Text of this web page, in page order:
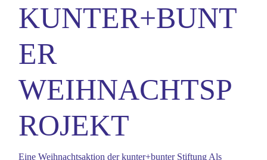
KUNTER+BUNT
ER
WEIHNACHTSP
ROJEKT
Eine Weihnachtsaktion der kunter+bunter Stiftung Als